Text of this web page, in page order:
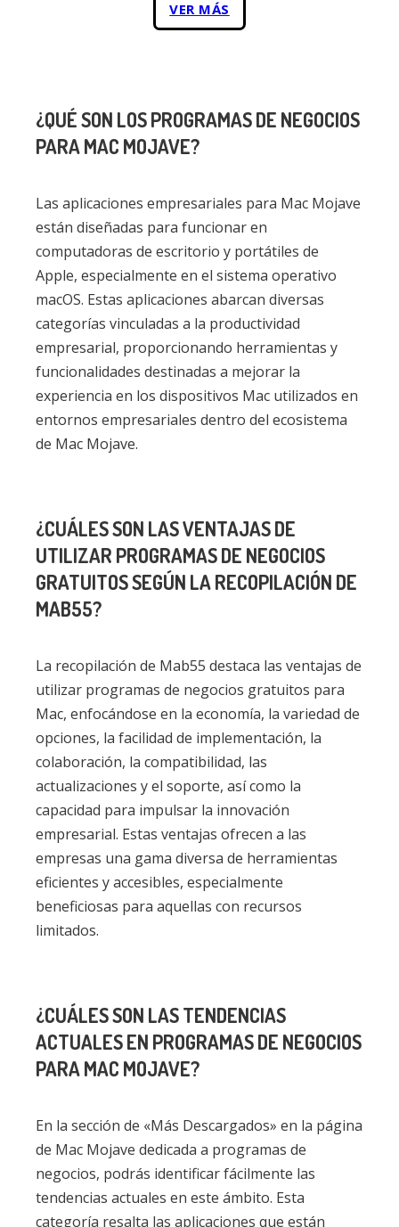
VER MÁS
¿QUÉ SON LOS PROGRAMAS DE NEGOCIOS
PARA MAC MOJAVE?
Las aplicaciones empresariales para Mac Mojave
están diseñadas para funcionar en
computadoras de escritorio y portátiles de
Apple, especialmente en el sistema operativo
macOS. Estas aplicaciones abarcan diversas
categorías vinculadas a la productividad
empresarial, proporcionando herramientas y
funcionalidades destinadas a mejorar la
experiencia en los dispositivos Mac utilizados en
entornos empresariales dentro del ecosistema
de Mac Mojave.
¿CUÁLES SON LAS VENTAJAS DE
UTILIZAR PROGRAMAS DE NEGOCIOS
GRATUITOS SEGÚN LA RECOPILACIÓN DE
MAB55?
La recopilación de Mab55 destaca las ventajas de
utilizar programas de negocios gratuitos para
Mac, enfocándose en la economía, la variedad de
opciones, la facilidad de implementación, la
colaboración, la compatibilidad, las
actualizaciones y el soporte, así como la
capacidad para impulsar la innovación
empresarial. Estas ventajas ofrecen a las
empresas una gama diversa de herramientas
eficientes y accesibles, especialmente
beneficiosas para aquellas con recursos
limitados.
¿CUÁLES SON LAS TENDENCIAS
ACTUALES EN PROGRAMAS DE NEGOCIOS
PARA MAC MOJAVE?
En la sección de «Más Descargados» en la página
de Mac Mojave dedicada a programas de
negocios, podrás identificar fácilmente las
tendencias actuales en este ámbito. Esta
categoría resalta las aplicaciones que están